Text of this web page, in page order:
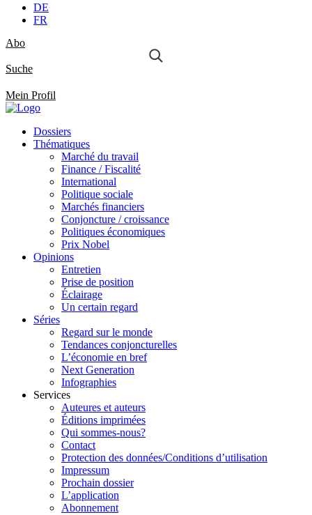
DE
FR
Abo
Suche
Mein Profil
Dossiers
Thématiques
Marché du travail
Finance / Fiscalité
International
Politique sociale
Marchés financiers
Conjoncture / croissance
Politiques économiques
Prix Nobel
Opinions
Entretien
Prise de position
Éclairage
Un certain regard
Séries
Regard sur le monde
Tendances conjoncturelles
L’économie en bref
Next Generation
Infographies
Services
Auteures et auteurs
Éditions imprimées
Qui sommes-nous?
Contact
Protection des données/Conditions d’utilisation
Impressum
Prochain dossier
L’application
Abonnement